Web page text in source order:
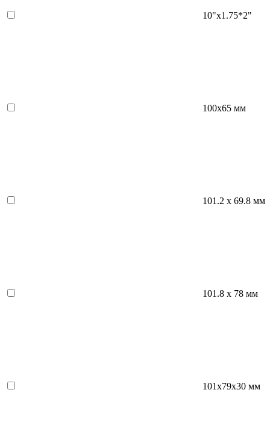
10"x1.75*2"
100х65 мм
101.2 х 69.8 мм
101.8 х 78 мм
101х79х30 мм